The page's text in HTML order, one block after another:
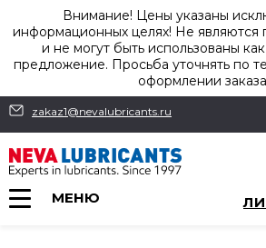
Внимание! Цены указаны
информационных целях! Не являются
и не могут быть использованы
предложение. Просьба уточнять по
оформлении
zakaz1@nevalubricants.ru
МЕНЮ